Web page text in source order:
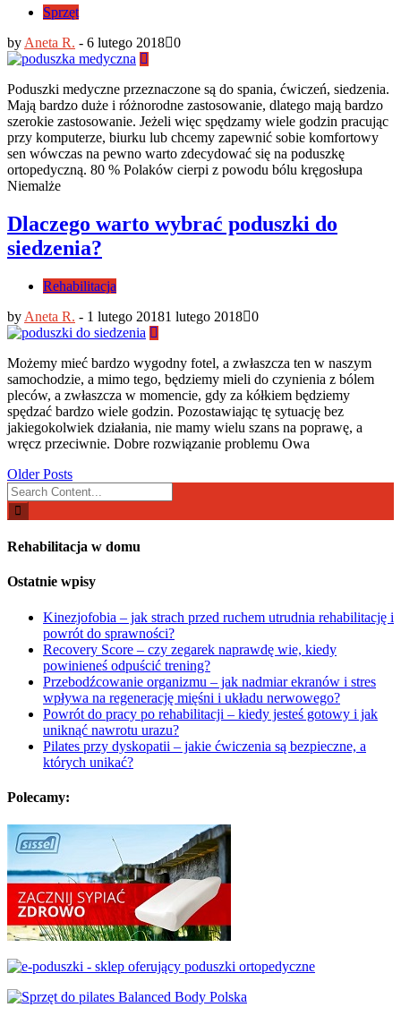
Sprzęt
by Aneta R. - 6 lutego 2018 0
Poduszki medyczne przeznaczone są do spania, ćwiczeń, siedzenia.
Mają bardzo duże i różnorodne zastosowanie, dlatego mają bardzo
szerokie zastosowanie. Jeżeli więc spędzamy wiele godzin pracując
przy komputerze, biurku lub chcemy zapewnić sobie komfortowy
sen wówczas na pewno warto zdecydować się na poduszkę
ortopedyczną. 80 % Polaków cierpi z powodu bólu kręgosłupa
Niemalże
Dlaczego warto wybrać poduszki do
siedzenia?
Rehabilitacja
by Aneta R. - 1 lutego 20181 lutego 2018 0
Możemy mieć bardzo wygodny fotel, a zwłaszcza ten w naszym
samochodzie, a mimo tego, będziemy mieli do czynienia z bólem
pleców, a zwłaszcza w momencie, gdy za kółkiem będziemy
spędzać bardzo wiele godzin. Pozostawiając tę sytuację bez
jakiegokolwiek działania, nie mamy wielu szans na poprawę, a
wręcz przeciwnie. Dobre rozwiązanie problemu Owa
Posts
navigation
Older Posts
Search
for:
Rehabilitacja w domu
Ostatnie wpisy
Kinezjofobia – jak strach przed ruchem utrudnia rehabilitację i
powrót do sprawności?
Recovery Score – czy zegarek naprawdę wie, kiedy
powinieneś odpuścić trening?
Przebodźcowanie organizmu – jak nadmiar ekranów i stres
wpływa na regenerację mięśni i układu nerwowego?
Powrót do pracy po rehabilitacji – kiedy jesteś gotowy i jak
uniknąć nawrotu urazu?
Pilates przy dyskopatii – jakie ćwiczenia są bezpieczne, a
których unikać?
Polecamy: